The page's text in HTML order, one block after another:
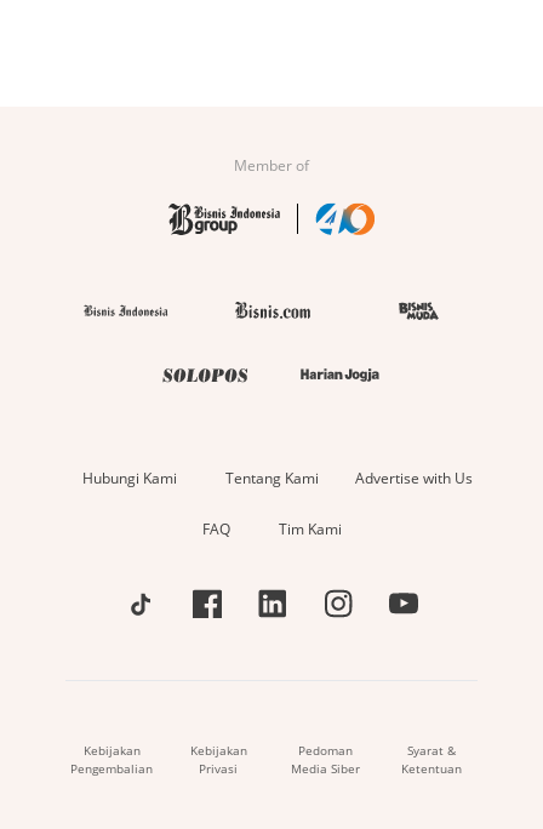
Member of
Hubungi Kami Tentang Kami Advertise with Us
FAQ Tim Kami
Kebijakan
Pengembalian
Kebijakan
Privasi
Pedoman
Media Siber
Syarat &
Ketentuan